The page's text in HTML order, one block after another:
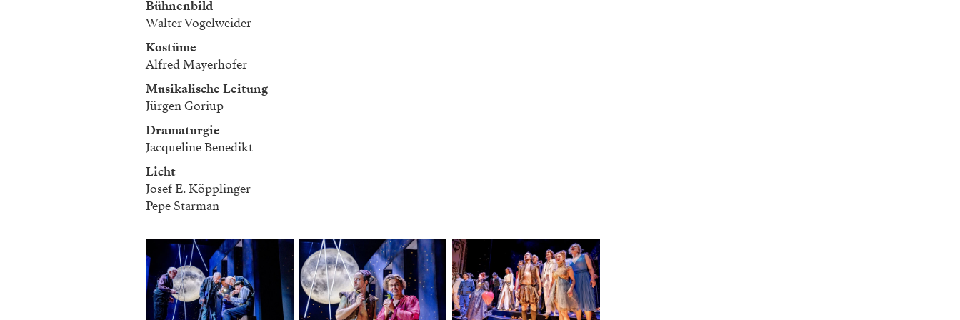
Bühnenbild
Walter Vogelweider
Kostüme
Alfred Mayerhofer
Musikalische Leitung
Jürgen Goriup
Dramaturgie
Jacqueline Benedikt
Licht
Josef E. Köpplinger
Pepe Starman